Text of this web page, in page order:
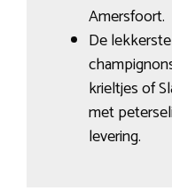
Amersfoort.
De
krieltjes of
met
levering.